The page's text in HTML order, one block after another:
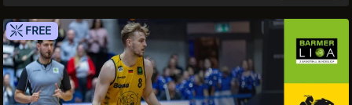
FREE